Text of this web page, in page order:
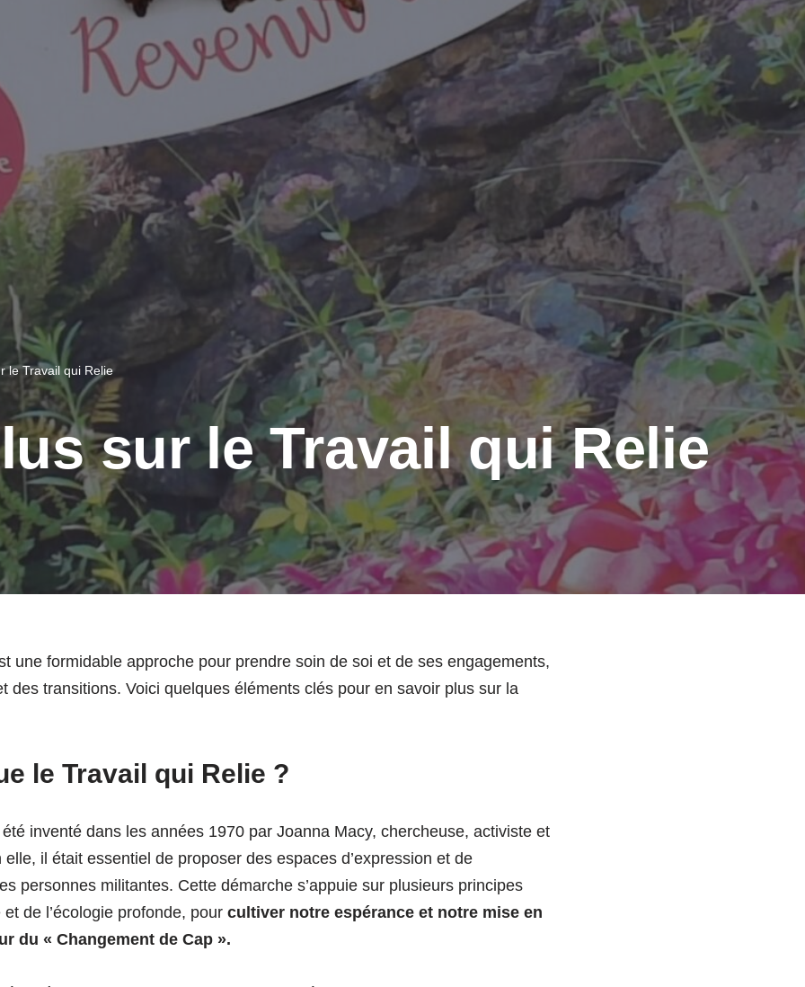
le Travail qui Relie
sur le Travail qui Relie
une formidable approche pour prendre soin de soi et de ses engagements,
des transitions. Voici quelques éléments clés pour en savoir plus sur la
le Travail qui Relie ?
inventé dans les années 1970 par Joanna Macy, chercheuse, activiste et
il était essentiel de proposer des espaces d’expression et de
personnes militantes. Cette démarche s’appuie sur plusieurs principes
de l’écologie profonde, pour cultiver notre espérance et notre mise en
du « Changement de Cap ».